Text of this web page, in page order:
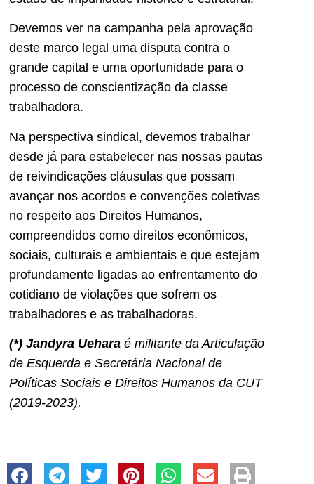
Devemos ver na campanha pela aprovação
deste marco legal uma disputa contra o
grande capital e uma oportunidade para o
processo de conscientização da classe
trabalhadora.
Na perspectiva sindical, devemos trabalhar
desde já para estabelecer nas nossas pautas
de reivindicações cláusulas que possam
avançar nos acordos e convenções coletivas
no respeito aos Direitos Humanos,
compreendidos como direitos econômicos,
sociais, culturais e ambientais e que estejam
profundamente ligadas ao enfrentamento do
cotidiano de violações que sofrem os
trabalhadores e as trabalhadoras.
(*) Jandyra Uehara é militante da Articulação
de Esquerda e Secretária Nacional de
Políticas Sociais e Direitos Humanos da CUT
(2019-2023).